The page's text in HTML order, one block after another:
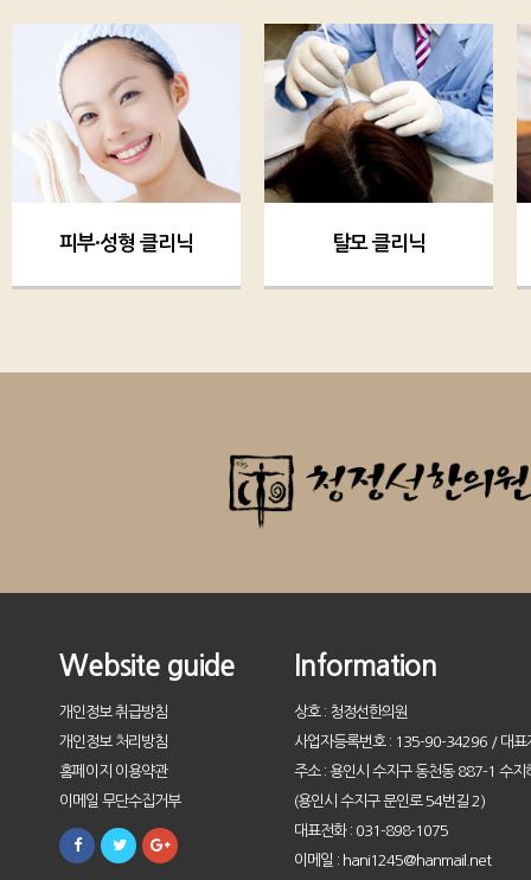
피부·성형 클리닉 탈모 클리닉
Website guide
개인정보 취급방침
개인정보 처리방침
홈페이지 이용약관
이메일 무단수집거부
Information
상호 : 청정선한의원
사업자등록번호 : 135-90-34296 / 대표
주소 : 용인시 수지구 동천동 887-1 수지
(용인시 수지구 문인로 54번길 2)
대표전화 : 031-898-1075
이메일 : hani1245@hanmail.net